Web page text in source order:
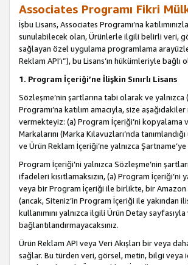
Associates Programı Fikri
İşbu Lisans, Associates Programı’na
sunulabilecek olan, Ürünlerle ilgili belirli veri,
sağlayan özel uygulama programlama
Reklam API’ı”), bu Lisans’ın hükümleriyle
1. Program İçeriği’ne İlişkin Sınırlı Lisans
Sözleşme’nin şartlarına tabi olarak ve
Programı’na katılım amacıyla, size
vermekteyiz: (a) Program İçeriği’ni kopyalama
Markalarını (Marka Kılavuzları’nda
ve Ürün Reklam İçeriği’ne yalnızca
Program İçeriği’ni yalnızca Sözleşme’nin
ifadeleri kısıtlamaksızın, (a) Program İçeriği’ni
veya bir Program İçeriği ile birlikte, bir Amazon
(ancak, Siteniz’in Program İçeriği ile yakından
kullanımını yalnızca ilgili Ürün Detay
bağlantılandırmayacaksınız.
Ürün Reklam API veya Veri Akışları bir veya
sağlar. Bu türden veri, görsel, metin, bilgi veya